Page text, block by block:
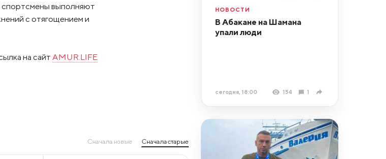
спортсмены выполняют
с отягощением и
на сайт AMUR.LIFE
Сначала новые Сначала старые
НОВОСТИ
В Абакане на Шамана
упали люди
сегодня, 18:00 154 1